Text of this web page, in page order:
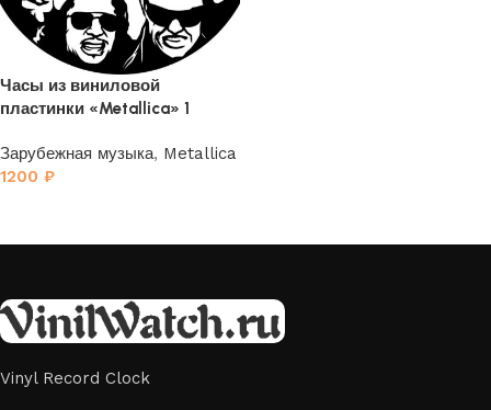
Часы из виниловой
пластинки «Metallica» 1
Зарубежная музыка, Metallica
1200 ₽
Vinyl Record Clock